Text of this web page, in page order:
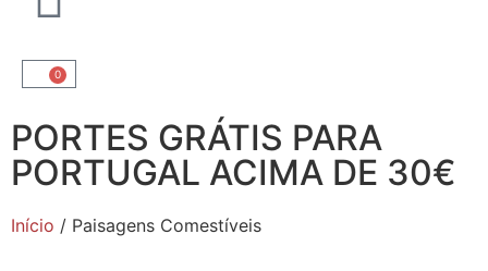
0
PORTES GRÁTIS PARA
PORTUGAL ACIMA DE 30€
Início / Paisagens Comestíveis